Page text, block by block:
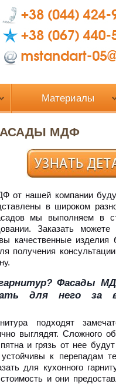
Материалы
МДФ
от нашей компании
в широком
мы выполняем в
Заказать
качественные изделия
получения
Фасады
для него за
подходят
выглядят. Сложного
и грязь от нее будут
к перепадам
для кухонного
и они